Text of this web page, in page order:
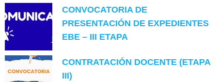
CONVOCATORIA DE
PRESENTACIÓN DE EXPEDIENTES
EBE – III ETAPA
CONTRATACIÓN DOCENTE (ETAPA
III)